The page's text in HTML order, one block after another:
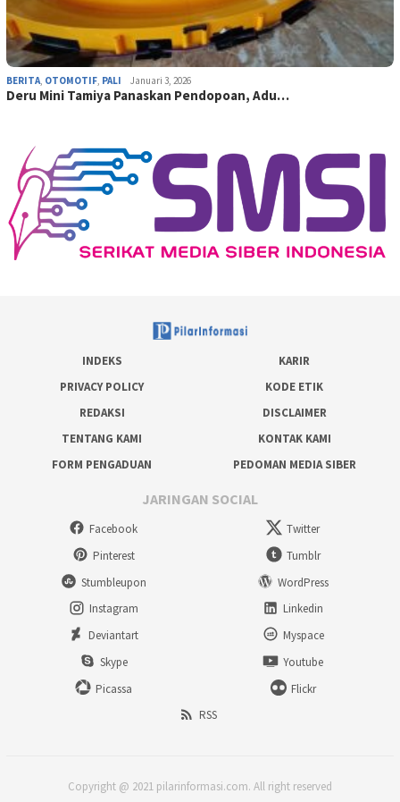
BERITA, OTOMOTIF, PALI Januari 3, 2026
Deru Mini Tamiya Panaskan Pendopoan, Adu…
INDEKS
KARIR
PRIVACY POLICY
KODE ETIK
REDAKSI
DISCLAIMER
TENTANG KAMI
KONTAK KAMI
FORM PENGADUAN
PEDOMAN MEDIA SIBER
JARINGAN SOCIAL
Facebook
Twitter
Pinterest
Tumblr
Stumbleupon
WordPress
Instagram
Linkedin
Deviantart
Myspace
Skype
Youtube
Picassa
Flickr
RSS
Copyright @ 2021 pilarinformasi.com. All right reserved